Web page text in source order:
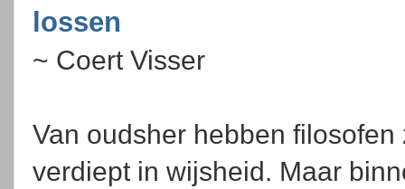
lossen
~ Coert Visser
Van oudsher hebben filosofen
verdiept in wijsheid. Maar